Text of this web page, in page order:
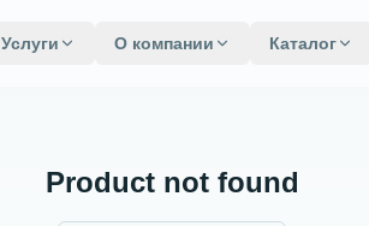
Услуги О компании Каталог
Product not found